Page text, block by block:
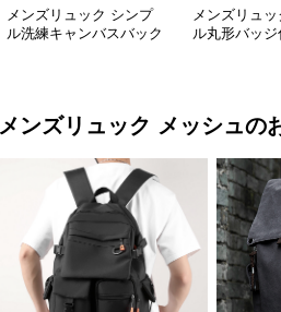
メンズリュック シンプ
ル洗練キャンバスバック
メンズリュ
ル丸形バッ
メンズリュック メッシュの